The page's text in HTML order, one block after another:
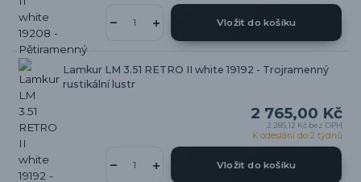
Vložit do košíku
Lamkur LM 3.51 RETRO II white 19192 - Trojramenný
rustikální lustr
2 765,00 Kč
2 285,12 Kč bez DPH
K odeslání do 2 týdnů
Vložit do košíku